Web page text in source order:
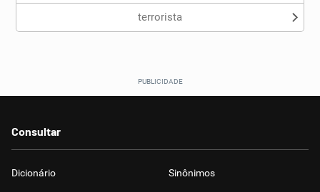
terrorista
Consultar
Dicionário Sinônimos